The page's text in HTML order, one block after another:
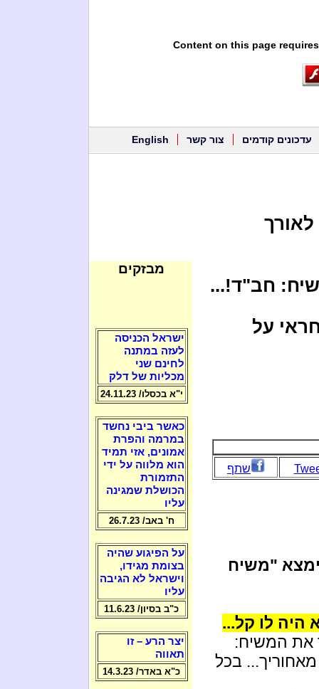
Content on this page
עדכונים קודמים צור קשר English
חב"ד!...
על
שתף
שימצא "משיח
היה לו קל...
את המשיח:
בכל
מבזקים
ישראל הכניסה
לעזה במתנה
לחינם שני
מכליות של דלק
י"א בכסלו/ 24.11.23
כאשר ביבי נחשד
במרמה והפרת
אמונים, אזי תמיד
הוא מלווה על ידי
התזמורת
הכושלת שמגינה
עליו
ח' באב/ 26.7.23
על הפיגוע שהיה
בצומת מגידו,
וישראל לא הגיבה
עליו
כ"ב בסיון/ 11.6.23
יצר הרע – זו
תאווה
כ"א באדר/ 14.3.23